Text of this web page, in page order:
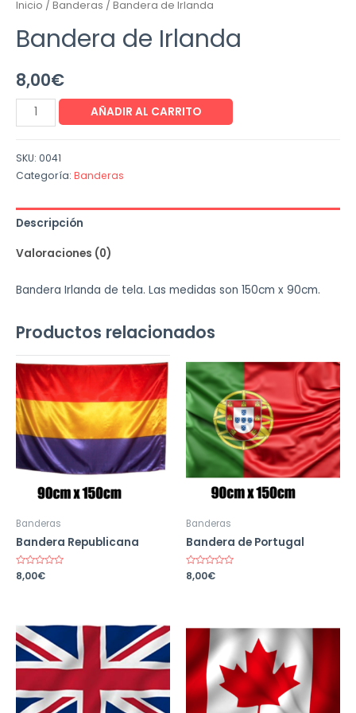
Inicio / Banderas / Bandera de Irlanda
Bandera de Irlanda
8,00€
AÑADIR AL CARRITO
SKU: 0041
Categoría: Banderas
Descripción
Valoraciones (0)
Bandera Irlanda de tela. Las medidas son 150cm x 90cm.
Productos relacionados
Banderas
Bandera Republicana
Valorado
en
8,00€
Banderas
Bandera de Portugal
Valorado
en
8,00€